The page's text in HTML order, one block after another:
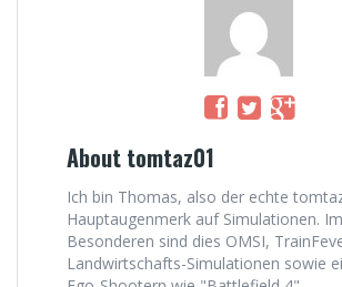
About tomtaz01
Ich bin Thomas, also der echte
Hauptaugenmerk auf Simulationen. Im
Besonderen sind dies OMSI,
Landwirtschafts-Simulationen sowie